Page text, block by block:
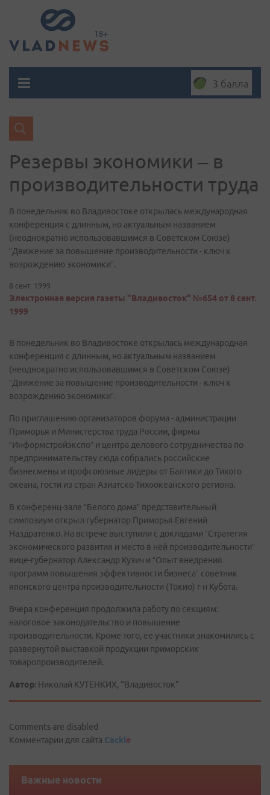
3 балла
Резервы экономики – в
производительности труда
В понедельник во Владивостоке открылась международная
конференция с длинным, но актуальным названием
(неоднократно использовавшимся в Советском Союзе)
“Движение за повышение производительности - ключ к
возрождению экономики”.
8 сент. 1999
Электронная версия газеты "Владивосток" №654 от 8 сент.
1999
В понедельник во Владивостоке открылась международная
конференция с длинным, но актуальным названием
(неоднократно использовавшимся в Советском Союзе)
“Движение за повышение производительности - ключ к
возрождению экономики”.
По приглашению организаторов форума - администрации
Приморья и Министерства труда России, фирмы
“Информстройэкспо” и центра делового сотрудничества по
предпринимательству сюда собрались российские
бизнесмены и профсоюзные лидеры от Балтики до Тихого
океана, гости из стран Азиатско-Тихоокеанского региона.
В конференц-зале “Белого дома” представительный
симпозиум открыл губернатор Приморья Евгений
Наздратенко. На встрече выступили с докладами “Стратегия
экономического развития и место в ней производительности”
вице-губернатор Александр Кузич и “Опыт внедрения
программ повышения эффективности бизнеса” советник
японского центра производительности (Токио) г-н Кубота.
Вчера конференция продолжила работу по секциям:
налоговое законодательство и повышение
производительности. Кроме того, ее участники знакомились с
развернутой выставкой продукции приморских
товаропроизводителей.
Автор: Николай КУТЕНКИХ, "Владивосток"
Comments are disabled
Комментарии для сайта Cackle
Важные новости